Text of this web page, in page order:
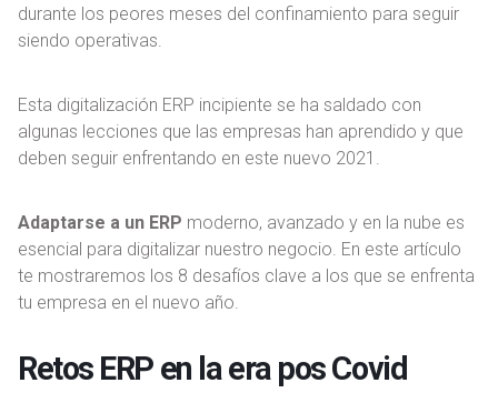
durante los peores meses del confinamiento para seguir
siendo operativas.
Esta digitalización ERP incipiente se ha saldado con
algunas lecciones que las empresas han aprendido y que
deben seguir enfrentando en este nuevo 2021.
Adaptarse a un ERP moderno, avanzado y en la nube es
esencial para digitalizar nuestro negocio. En este artículo
te mostraremos los 8 desafíos clave a los que se enfrenta
tu empresa en el nuevo año.
Retos ERP en la era pos Covid